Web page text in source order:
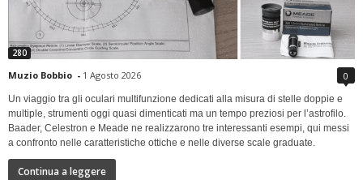
280
Muzio Bobbio - 1 Agosto 2026 0
Un viaggio tra gli oculari multifunzione dedicati alla misura di stelle doppie e
multiple, strumenti oggi quasi dimenticati ma un tempo preziosi per l’astrofilo.
Baader, Celestron e Meade ne realizzarono tre interessanti esempi, qui messi
a confronto nelle caratteristiche ottiche e nelle diverse scale graduate.
Continua a leggere